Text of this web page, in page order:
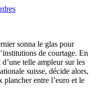
sonna le glas pour
de courtage. En
telle ampleur sur les
suisse, décide alors,
plancher entre l’euro et le